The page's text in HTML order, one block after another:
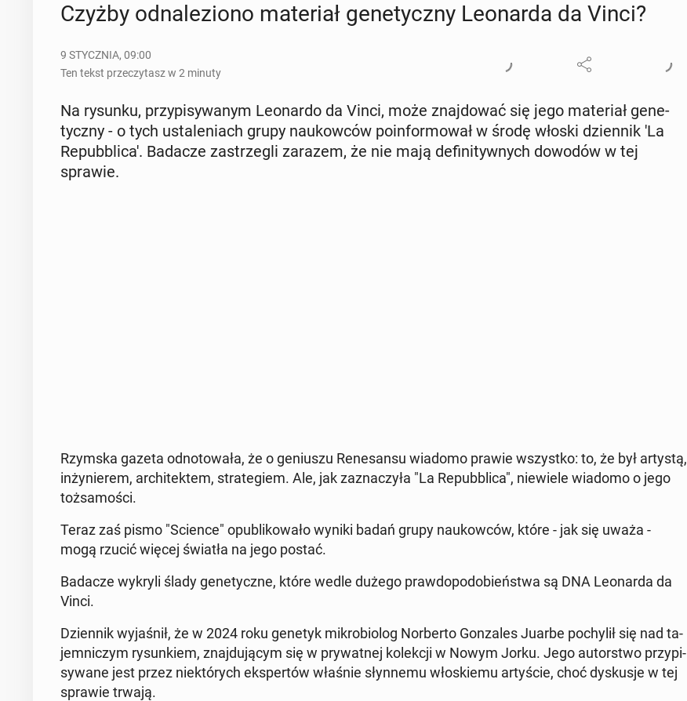
Czyżby od­na­le­zio­no ma­te­riał ge­ne­tycz­ny Le­onar­da da Vinci?
9 STYCZNIA, 09:00
Ten tekst przeczytasz w 2 minuty
Na rysunku, przy­pi­sy­wa­nym Le­onar­do da Vinci, może znaj­do­wać się jego ma­te­riał ge­ne­
tycz­ny - o tych usta­le­niach grupy na­ukow­ców po­in­for­mo­wał w środę włoski dzien­nik 'La
Re­pub­bli­ca'. Badacze za­strze­gli zarazem, że nie mają de­fi­ni­tyw­nych dowodów w tej
sprawie.
Rzymska gazeta od­no­to­wa­ła, że o ge­niu­szu Re­ne­san­su wiadomo prawie wszyst­ko: to, że był artystą,
in­ży­nie­rem, ar­chi­tek­tem, stra­te­giem. Ale, jak za­zna­czy­ła "La Re­pub­bli­ca", nie­wie­le wiadomo o jego
toż­sa­mo­ści.
Teraz zaś pismo "Science" opu­bli­ko­wa­ło wyniki badań grupy na­ukow­ców, które - jak się uważa -
mogą rzucić więcej światła na jego postać.
Badacze wykryli ślady ge­ne­tycz­ne, które wedle dużego praw­do­po­do­bień­stwa są DNA Le­onar­da da
Vinci.
Dzien­nik wy­ja­śnił, że w 2024 roku genetyk mi­kro­bio­log Nor­ber­to Gon­za­les Juarbe po­chy­lił się nad ta­
jem­ni­czym ry­sun­kiem, znaj­du­ją­cym się w pry­wat­nej ko­lek­cji w Nowym Jorku. Jego au­tor­stwo przy­pi­
sy­wa­ne jest przez nie­któ­rych eks­per­tów właśnie słyn­ne­mu wło­skie­mu ar­ty­ście, choć dys­ku­sje w tej
sprawie trwają.